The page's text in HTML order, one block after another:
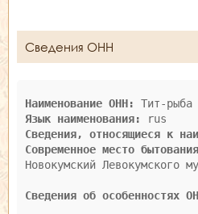
Сведения ОНН
Наименование ОНН:
Язык наименования:
Сведения, относящиеся к
Современное место
Новокумский Левокумского
Сведения об особенностях